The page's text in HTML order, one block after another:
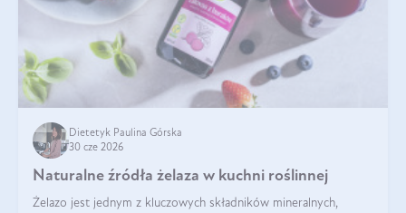
Dietetyk Paulina Górska
30 cze 2026
Naturalne źródła żelaza w kuchni roślinnej
Żelazo jest jednym z kluczowych składników mineralnych,